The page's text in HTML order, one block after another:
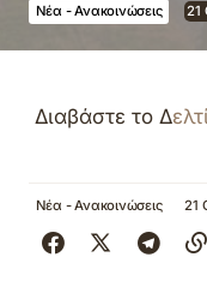
Νέα - Ανακοινώσεις 21
Διαβάστε το Δ
Νέα - Ανακοινώσεις 21